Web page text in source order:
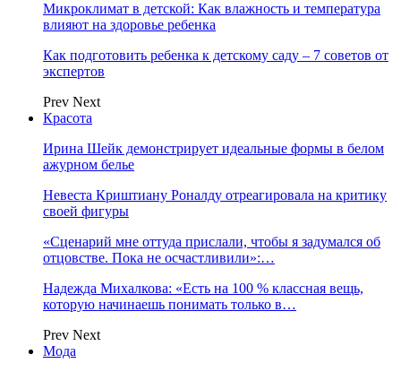
Микроклимат в детской: Как влажность и температура
влияют на здоровье ребенка
Как подготовить ребенка к детскому саду – 7 советов от
экспертов
Prev Next
Красота
Ирина Шейк демонстрирует идеальные формы в белом
ажурном белье
Невеста Криштиану Роналду отреагировала на критику
своей фигуры
«Сценарий мне оттуда прислали, чтобы я задумался об
отцовстве. Пока не осчастливили»:…
Надежда Михалкова: «Есть на 100 % классная вещь,
которую начинаешь понимать только в…
Prev Next
Мода